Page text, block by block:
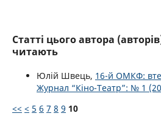
Статті цього автора
читають
Юлій Швець, 16-й ОМКФ:
Журнал “Кіно-Театр”: № 1
<< < 5 6 7 8 9 10